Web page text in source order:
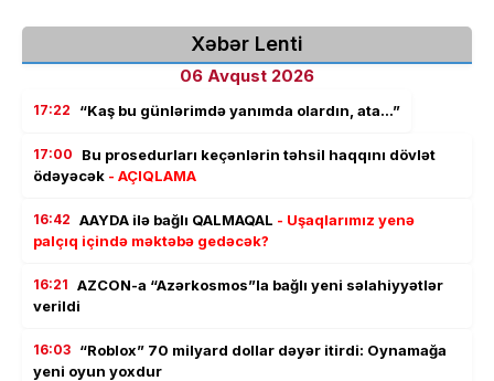
Xəbər Lenti
06 Avqust 2026
17:22 “Kaş bu günlərimdə yanımda olardın, ata…”
17:00
Bu prosedurları keçənlərin təhsil haqqını dövlət
ödəyəcək - AÇIQLAMA
16:42 AAYDA ilə bağlı QALMAQAL - Uşaqlarımız yenə
palçıq içində məktəbə gedəcək?
16:21 AZCON-a “Azərkosmos”la bağlı yeni səlahiyyətlər
verildi
16:03 “Roblox” 70 milyard dollar dəyər itirdi: Oynamağa
yeni oyun yoxdur